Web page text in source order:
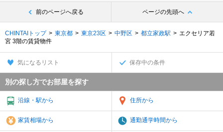
前のページへ戻る ページの先頭へ
CHINTAIトップ 東京都 東京23区 中野区 都立家政駅
エクセリア若
宮 3階の賃貸物件
気になるリスト 保存中の条件
別の探し方でお部屋を探す
沿線・駅から 住所から
家賃相場から 通勤通学時間から